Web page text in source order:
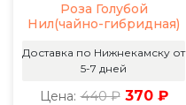
Роза Голубой
Нил(чайно-гибридная)
Доставка по Нижнекамску от
5-7 дней
Цена: 440 ₽ 370 ₽